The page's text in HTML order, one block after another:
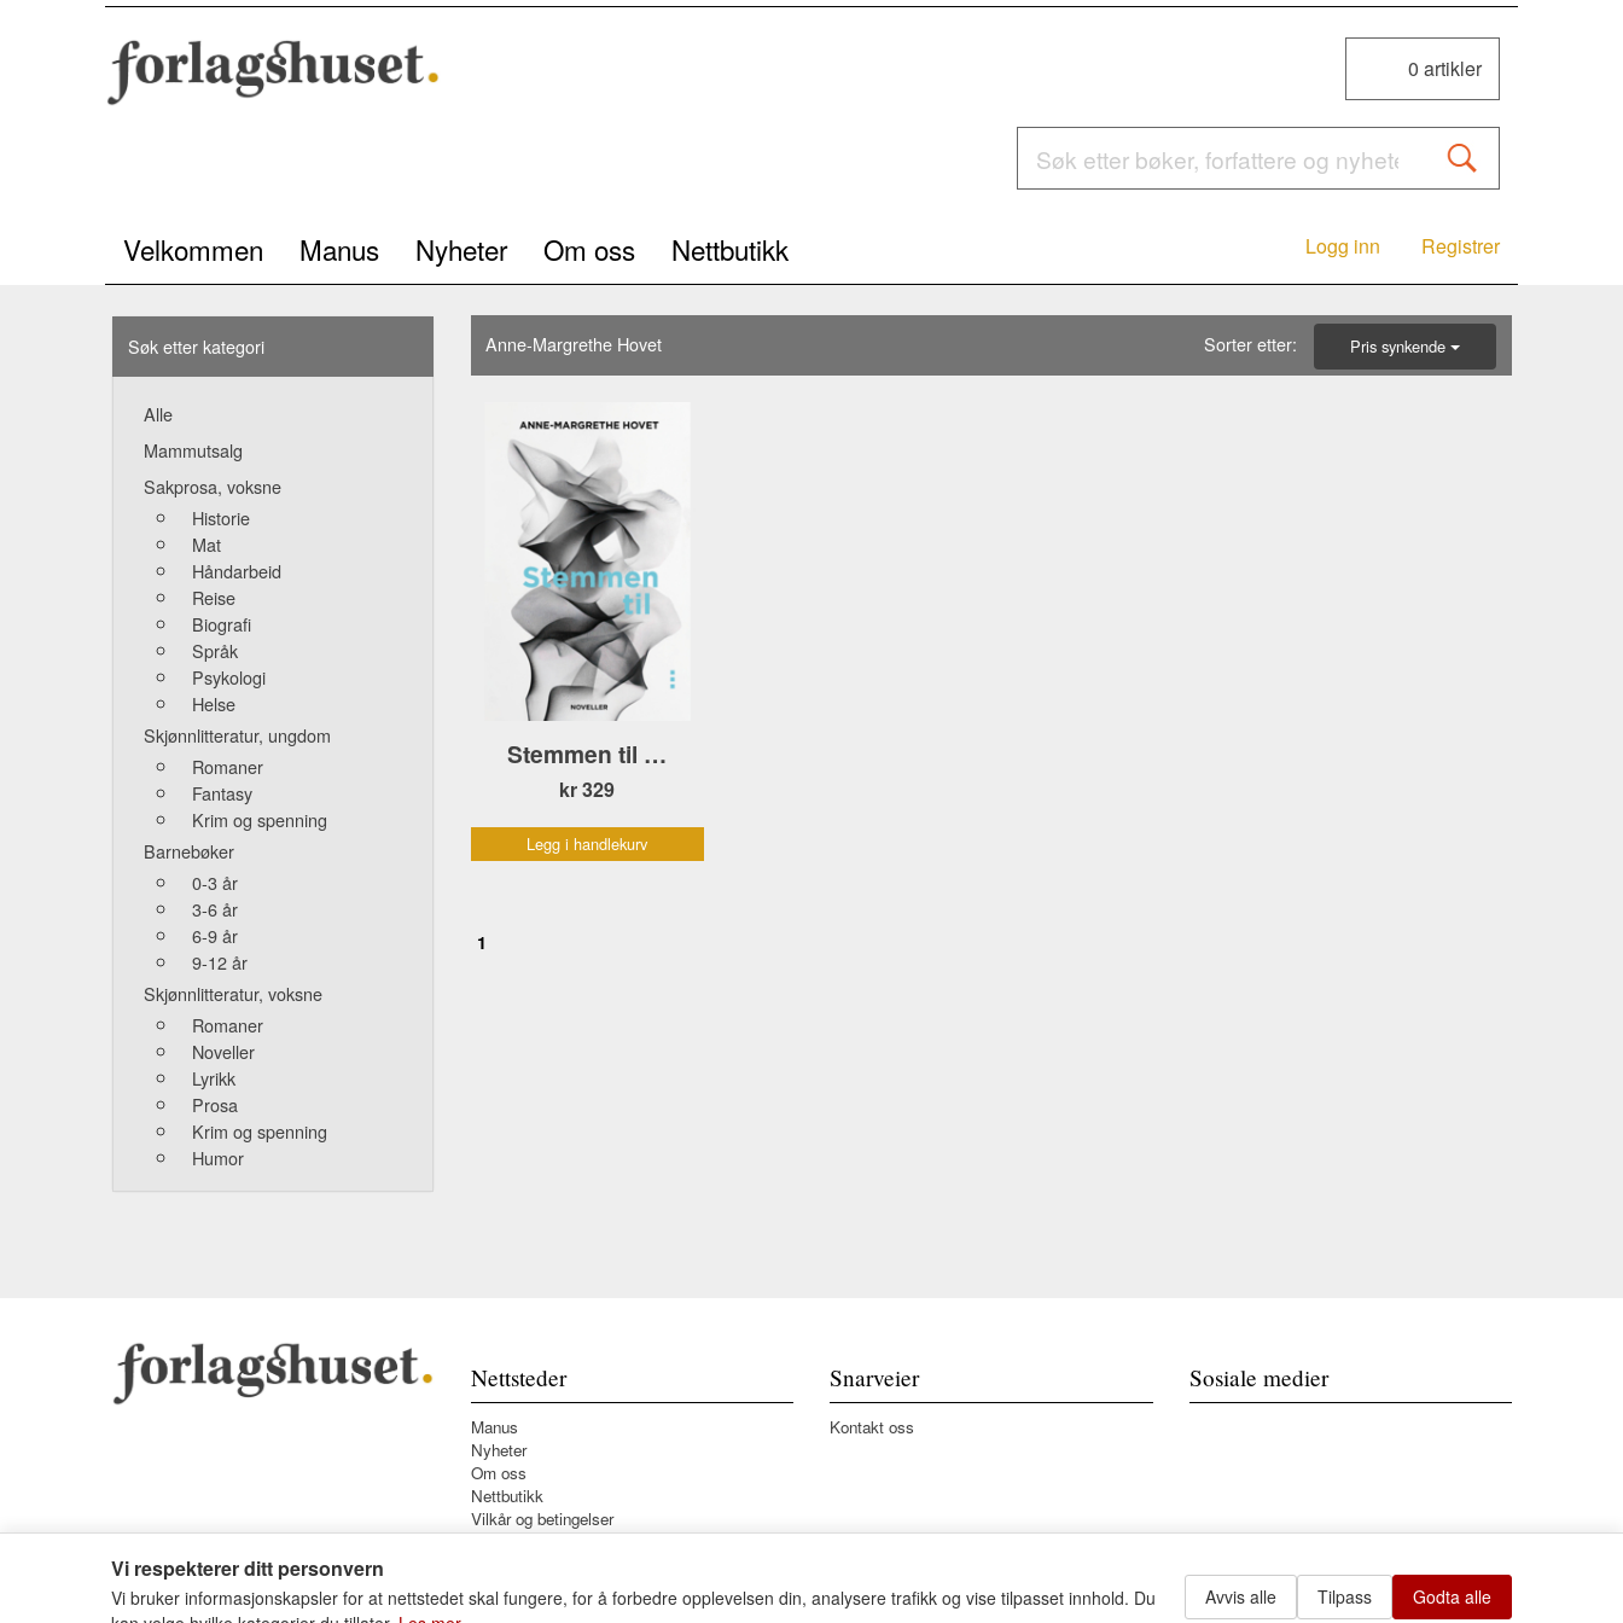
0 artikler
Velkommen Manus Nyheter Om oss Nettbutikk Logg inn Registrer
Søk etter kategori
Alle
Mammutsalg
Sakprosa, voksne
Historie
Mat
Håndarbeid
Reise
Biografi
Språk
Psykologi
Helse
Skjønnlitteratur, ungdom
Romaner
Fantasy
Krim og spenning
Barnebøker
0-3 år
3-6 år
6-9 år
9-12 år
Skjønnlitteratur, voksne
Romaner
Noveller
Lyrikk
Prosa
Krim og spenning
Humor
Anne-Margrethe Hovet Sorter etter: Pris synkende
Stemmen til …
kr 329
Legg i handlekurv
1
Nettsteder
Manus
Nyheter
Om oss
Nettbutikk
Vilkår og betingelser
Snarveier
Kontakt oss
Sosiale medier
Vi respekterer ditt personvern
Vi bruker informasjonskapsler for at nettstedet skal fungere, for å forbedre opplevelsen din, analysere trafikk og vise tilpasset innhold. Du
Avvis alle Tilpass Godta alle